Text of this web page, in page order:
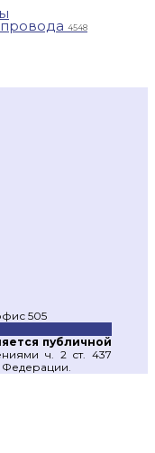
4548
505
публичной
ч. 2 ст. 437